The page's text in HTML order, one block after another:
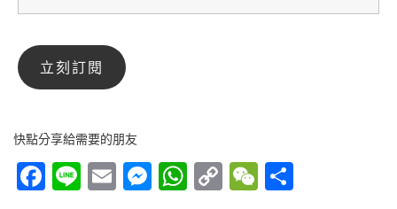
快點分享給需要的朋友
Facebook
LineEmailMessenger
WhatsApp
CopyWeChat